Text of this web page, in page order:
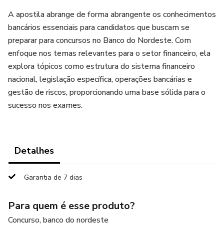
A apostila abrange de forma abrangente os conhecimentos
bancários essenciais para candidatos que buscam se
preparar para concursos no Banco do Nordeste. Com
enfoque nos temas relevantes para o setor financeiro, ela
explora tópicos como estrutura do sistema financeiro
nacional, legislação específica, operações bancárias e
gestão de riscos, proporcionando uma base sólida para o
sucesso nos exames.
Detalhes
Garantia de 7 dias
Para quem é esse produto?
Concurso, banco do nordeste